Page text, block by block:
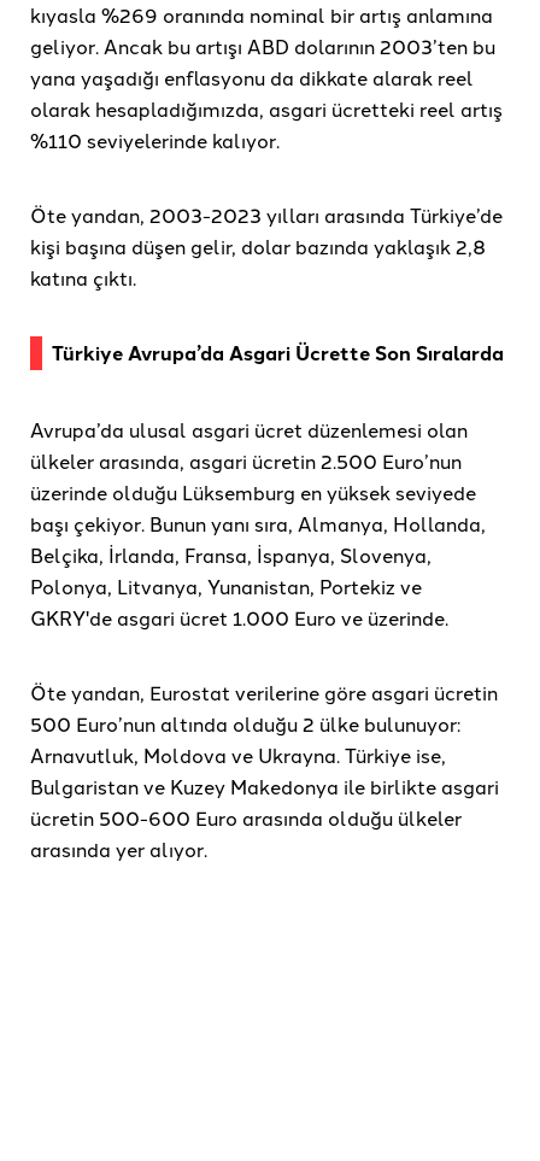
kıyasla %269 oranında nominal bir artış anlamına
geliyor. Ancak bu artışı ABD dolarının 2003’ten bu
yana yaşadığı enflasyonu da dikkate alarak reel
olarak hesapladığımızda, asgari ücretteki reel artış
%110 seviyelerinde kalıyor.
Öte yandan, 2003-2023 yılları arasında Türkiye’de
kişi başına düşen gelir, dolar bazında yaklaşık 2,8
katına çıktı.
Türkiye Avrupa’da Asgari Ücrette Son Sıralarda
Avrupa’da ulusal asgari ücret düzenlemesi olan
ülkeler arasında, asgari ücretin 2.500 Euro’nun
üzerinde olduğu Lüksemburg en yüksek seviyede
başı çekiyor. Bunun yanı sıra, Almanya, Hollanda,
Belçika, İrlanda, Fransa, İspanya, Slovenya,
Polonya, Litvanya, Yunanistan, Portekiz ve
GKRY'de asgari ücret 1.000 Euro ve üzerinde.
Öte yandan, Eurostat verilerine göre asgari ücretin
500 Euro’nun altında olduğu 2 ülke bulunuyor:
Arnavutluk, Moldova ve Ukrayna. Türkiye ise,
Bulgaristan ve Kuzey Makedonya ile birlikte asgari
ücretin 500-600 Euro arasında olduğu ülkeler
arasında yer alıyor.